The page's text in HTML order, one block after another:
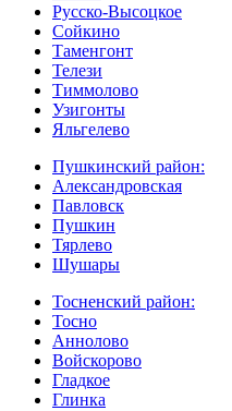
Русско-Высоцкое
Сойкино
Таменгонт
Телези
Тиммолово
Узигонты
Яльгелево
Пушкинский район:
Александровская
Павловск
Пушкин
Тярлево
Шушары
Тосненский район:
Тосно
Аннолово
Войскорово
Гладкое
Глинка